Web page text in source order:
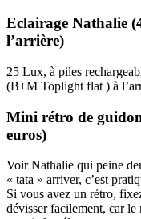
Eclairage Nathalie
l’arrière)
25 Lux, à piles
(B+M Toplight flat ) à
Mini rétro de
euros)
Voir Nathalie qui peine
« tata » arriver, c’est
Si vous avez un rétro,
dévisser facilement, car le